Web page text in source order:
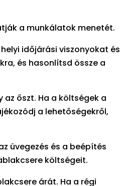
a munkálatok menetét.
időjárási viszonyokat és
és hasonlítsd össze a
őszt. Ha a költségek a
a lehetőségekről,
üvegezés és a beépítés
költségeit.
árát. Ha a régi